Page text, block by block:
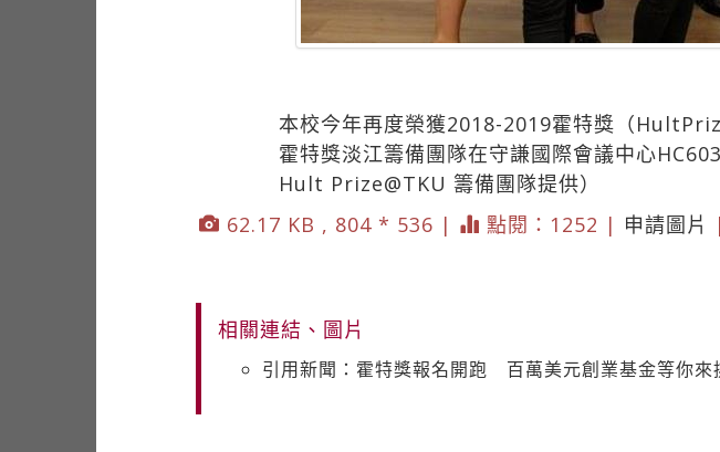
本校今年再度榮獲2018-2019霍特獎（
霍特獎淡江籌備團隊在守謙國際會議中心
Hult Prize@TKU 籌備團隊提供）
62.17 KB , 804 * 536 |
點閱：1252 | 申請圖片 |
相關連結、圖片
引用新聞：霍特獎報名開跑 百萬美元創業基金等你來